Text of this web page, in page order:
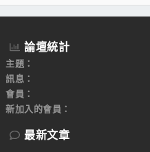
論壇統計
主題
訊息
會員
新加入的會員
最新文章